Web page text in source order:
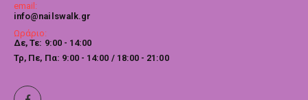
email:
info@nailswalk.gr
Ωράριο:
Δε, Τε: 9:00 - 14:00
Τρ, Πε, Πα: 9:00 - 14:00 / 18:00 - 21:00